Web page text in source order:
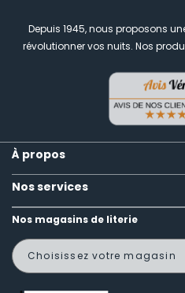
Depuis 1945, nous proposons
révolutionner vos nuits. Nos
À propos
Nos services
Nos magasins de literie